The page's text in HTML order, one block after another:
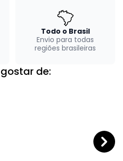
Todo o Brasil
Envio para todas
regiões brasileiras
de: